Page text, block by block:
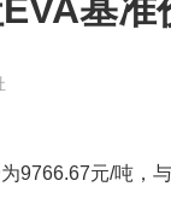
基
9766.67元/吨，与